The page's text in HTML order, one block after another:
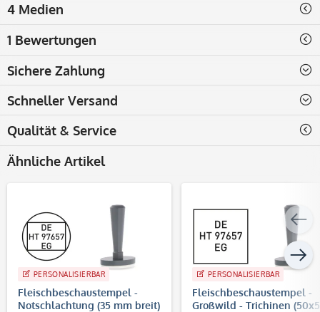
4 Medien
1 Bewertungen
Sichere Zahlung
Schneller Versand
Qualität & Service
Ähnliche Artikel
PERSONALISIERBAR
Fleischbeschaustempel -
Notschlachtung (35 mm breit)
PERSONALISIERBAR
Fleischbeschaustempel -
Großwild - Trichinen